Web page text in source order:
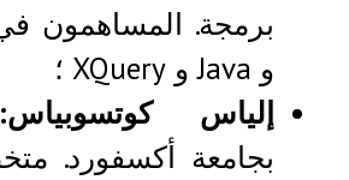
و Java و XQuery ؛
إلياس كوتسوبياس:
بجامعة أكسفورد.